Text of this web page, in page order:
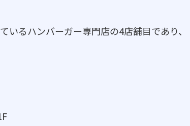
いるハンバーガー専門店の4店舗目であり、